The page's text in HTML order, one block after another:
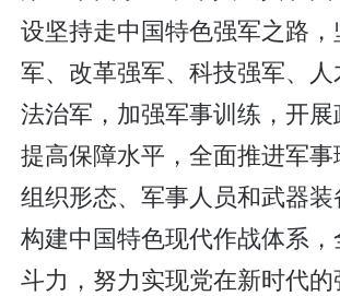
设坚持走中国特色强军之路
军、改革强军、科技强军、
法治军，加强军事训练，开展
提高保障水平，全面推进军事
组织形态、军事人员和武器装
构建中国特色现代作战体系
斗力，努力实现党在新时代的